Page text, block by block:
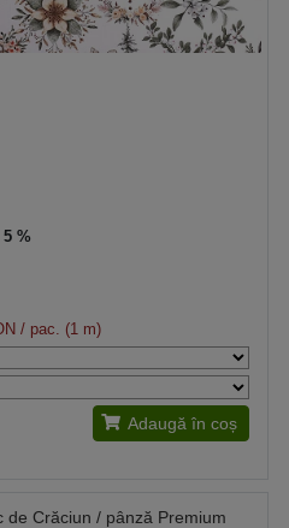
5 %
/ pac. (1 m)
Adaugă în coș
de Crăciun / pânză Premium